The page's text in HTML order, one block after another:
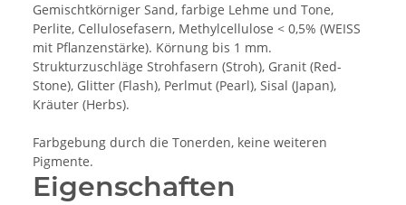
Gemischtkörniger Sand, farbige Lehme und Tone,
Perlite, Cellulosefasern, Methylcellulose < 0,5% (WEISS
mit Pflanzenstärke). Körnung bis 1 mm.
Strukturzuschläge Strohfasern (Stroh), Granit (Red-
Stone), Glitter (Flash), Perlmut (Pearl), Sisal (Japan),
Kräuter (Herbs).
Farbgebung durch die Tonerden, keine weiteren
Pigmente.
Eigenschaften